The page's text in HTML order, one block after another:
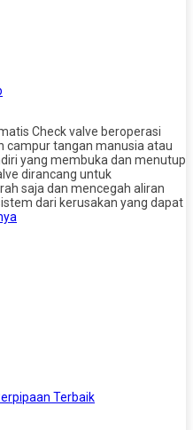
Check valve beroperasi
campur tangan manusia atau
yang membuka dan menutup
dirancang untuk
saja dan mencegah aliran
dari kerusakan yang dapat
Terbaik